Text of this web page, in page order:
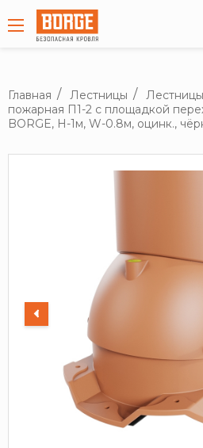
Главная Лестницы
пожарная П1-2 с площадкой
BORGE, Н-1м, W-0.8м, оцинк.,